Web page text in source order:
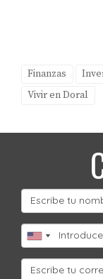
Nombre
anterior puede
aclarar la
Algunas
registradas que
compañías de
Finanzas
Vivir en Doral